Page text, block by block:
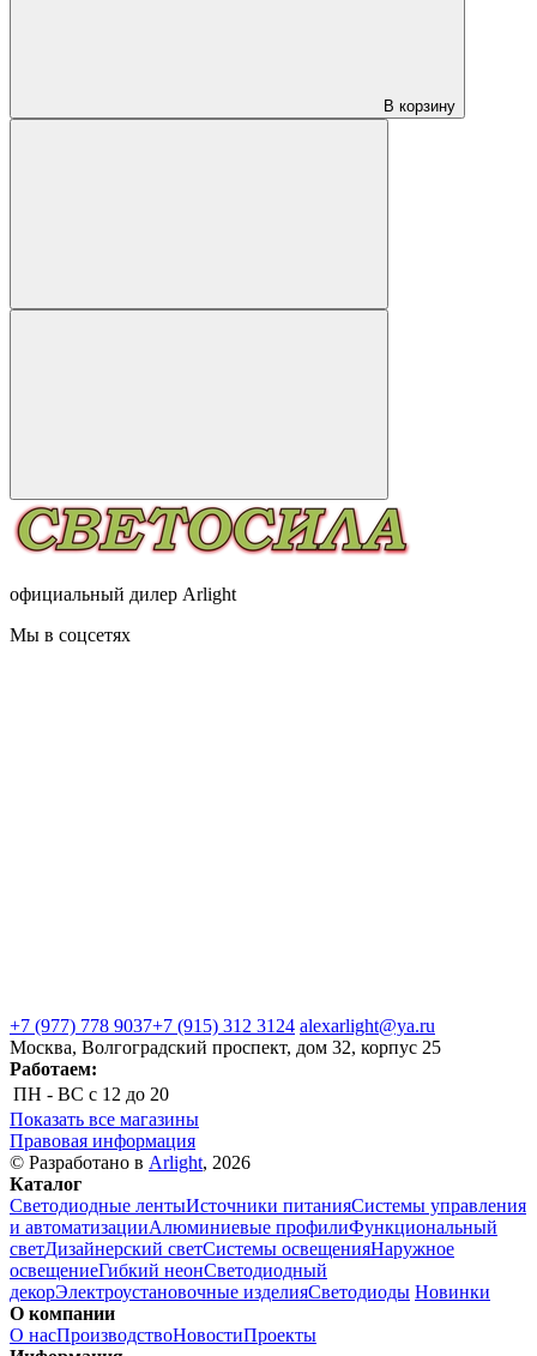
В корзину
официальный дилер Arlight
Мы в соцсетях
+7 (977) 778 9037+7 (915) 312 3124 alexarlight@ya.ru
Москва, Волгоградский проспект, дом 32, корпус 25
Работаем:
ПН - ВС с 12 до 20
Показать все магазины
Правовая информация
© Разработано в Arlight, 2026
Каталог
Светодиодные лентыИсточники питанияСистемы управления
и автоматизацииАлюминиевые профилиФункциональный
светДизайнерский светСистемы освещенияНаружное
освещениеГибкий неонСветодиодный
декорЭлектроустановочные изделияСветодиоды Новинки
О компании
О насПроизводствоНовостиПроекты